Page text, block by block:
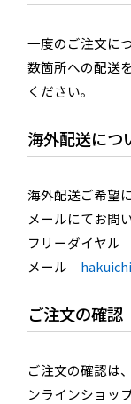
一度のご注文に
数箇所への配送
ください。
海外配送につ
海外配送ご希望
メールにてお問
フリーダイヤ
メール
ご注文の確認
ご注文の確認は
ンラインショッ